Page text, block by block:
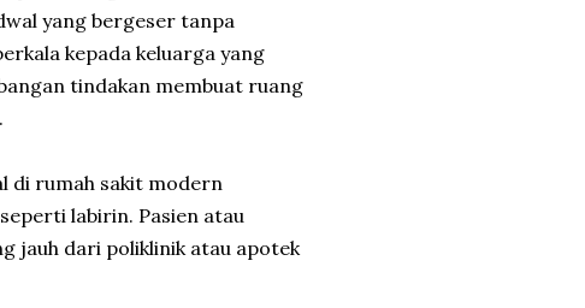
yang bergeser tanpa
kepada keluarga yang
tindakan membuat ruang
di rumah sakit modern
labirin. Pasien atau
jauh dari poliklinik atau apotek